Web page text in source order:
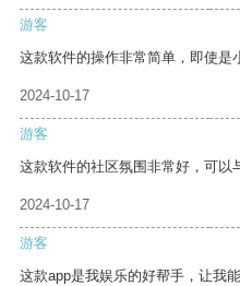
游客
这款软件的操作非常简单，即使是
2024-10-17
游客
这款软件的社区氛围非常好，可以
2024-10-17
游客
这款app是我娱乐的好帮手，让我